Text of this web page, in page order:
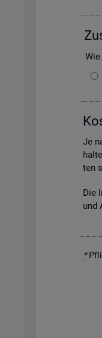
Je
ten
Die
und
*